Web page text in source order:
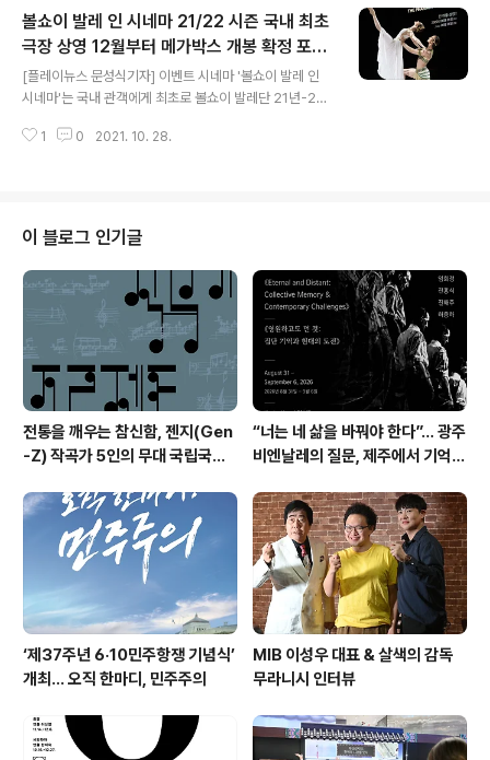
원 발레리노 김현웅 발레리노 정영재 배 우 조 인 기타리스
트 박윤우 피아니스트 한상일 작품소개 및 기획의도 우리
의 꿈과 인생, 사랑에 대해 이야기하는 작품으로, 시간의 흐
름에 따라 나타나는 우리의 삶과 걸어가는 인생의 성장을
더 이상 꿈꾸지 않게 된 누군가가 다시 꿈을 꾸고, 삶의..
볼쇼이 발레 인 시네마 21/22 시즌 국내 최초
극장 상영 12월부터 메가박스 개봉 확정 포스
터 6종 대공개!
[플레이뉴스 문성식기자] 이벤트 시네마 '볼쇼이 발레 인
시네마'는 국내 관객에게 최초로 볼쇼이 발레단 21년-22
한 음향으로 영화관 스크린에서 경험할 수 있는 기회를 제
다! '볼쇼이 발레 인 시네마'21/22 시즌 국내 최초 상륙 12
월부터 순차 개봉 소식 알리며 포스터 6종 전격 공개! 245
년 역사의 러시아 발레단 공연을 디지털 시네마로 보면 어
떤 느낌 일까. 러시아 ‘볼쇼이극장’(Bolshoi Theatre)에
서 제작하고 프랑스 ‘파테라이브’(Pathé Live)가 ..
1 0 2021. 10. 28.
이 블로그 인기글
전통을 깨우는 참신함, 젠지(Gen
-Z) 작곡가 5인의 무대 국립국악
트'
“너는 네 삶을 바꿔야 한다”… 광주
비엔날레의 질문, 제주에서 기억의
주비엔날레 몽골관 연계 프로그램
《영원하고도 먼 것: 집단 기억과 현
대의 도전》
‘제37주년 6·10민주항쟁 기념식’
개최… 오직 한마디, 민주주의
MIB 이성우 대표 & 살색의 감독
무라니시 인터뷰